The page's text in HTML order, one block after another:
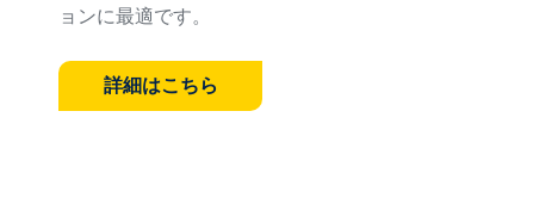
ョンに最適です。
詳細はこちら